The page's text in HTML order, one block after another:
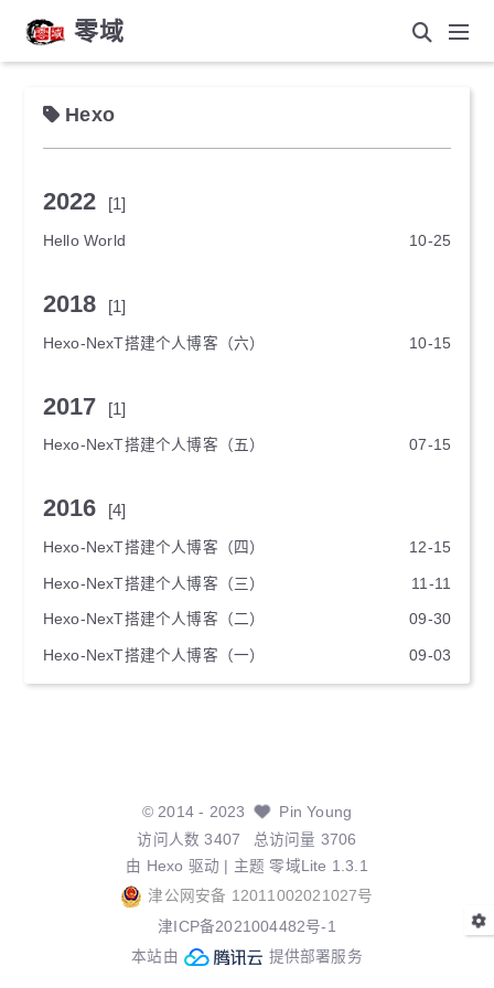
零域
Hexo
2022 [1]
Hello World 10-25
2018 [1]
Hexo-NexT搭建个人博客（六） 10-15
2017 [1]
Hexo-NexT搭建个人博客（五） 07-15
2016 [4]
Hexo-NexT搭建个人博客（四） 12-15
Hexo-NexT搭建个人博客（三） 11-11
Hexo-NexT搭建个人博客（二） 09-30
Hexo-NexT搭建个人博客（一） 09-03
©2014- 2023
Pin Young
访问人数3407 总访问量 3706
由 Hexo 驱动 | 主题零域Lite 1.3.1
津公网安备 12011002021027号
津ICP备2021004482号-1
本站由
提供部署服务